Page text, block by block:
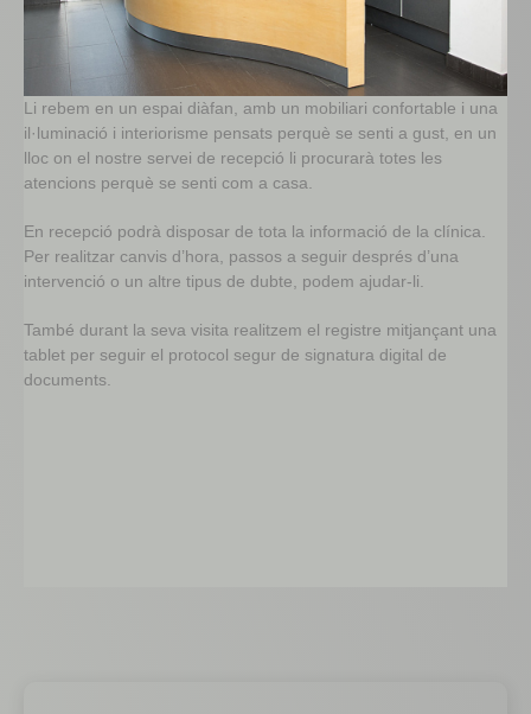
Li rebem en un espai diàfan, amb un mobiliari confortable i una
il·luminació i interiorisme pensats perquè se senti a gust, en un
lloc on el nostre servei de recepció li procurarà totes les
atencions perquè se senti com a casa.
En recepció podrà disposar de tota la informació de la clínica.
Per realitzar canvis d’hora, passos a seguir després d’una
intervenció o un altre tipus de dubte, podem ajudar-li.
També durant la seva visita realitzem el registre mitjançant una
tablet per seguir el protocol segur de signatura digital de
documents.